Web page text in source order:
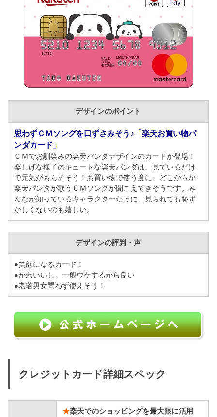
デザインのポイント
思わずＣＭソングを口ずさみそう♪「楽天お買い物パ
ンダカード」
ＣＭでお馴染みの楽天パンダデザインのカードが登場！
楽しげな様子のキュートな楽天パンダは、見ているだけ
で元気がもらえそう！お買い物で使う度に、どこからか
楽天パンダが歌うＣＭソングが聞こえてきそうです。み
んなが知っているキャラクターだけに、見られても恥ず
かしくないのも嬉しい。
デザインの評判・声
●笑顔になるカード！
●かわいいし、一般ウケするから良い
●老若男女問わず使えそう！
クレジットカード詳細スペック
★楽天でのショッピングを最大限に活用